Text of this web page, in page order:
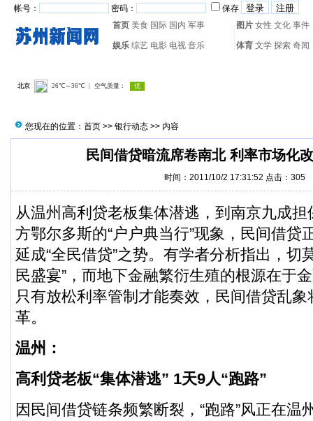
帐号： 密码：
保存
首页 美食 国际 国内 军事 图片 女性 文化 事件
娱乐 综艺 电影 电视 音乐 体育 文学 探索 奇闻
您现在的位置： 首页 >> 银行动态 >> 内容
民间借贷暗流席卷南北 利率市场化
时间：2011/10/2 17:31:52 点击： 305
从温州高利贷老板集体潜逃，到南京九成
方鄂尔多斯的“户户典当行”现象，民间借贷
延成“全民借贷”之势。有学者分析指出，切
民盛宴”，而地下金融繁衍生殖的根源在于
只有放松利率管制才能奏效，民间借贷乱
革。
温州：
高利贷老板“集体潜逃” 1天9人“跑路”
因民间借贷链条频繁断裂，“跑路”风正在温